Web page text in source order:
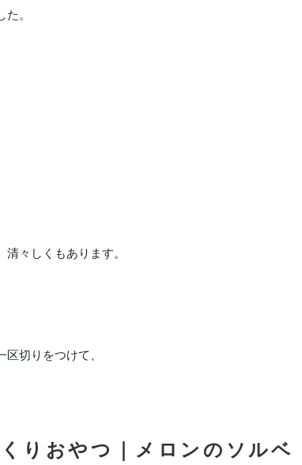
。
々しくもあります。
切りをつけて、
くりおやつ｜メロンのソルベ